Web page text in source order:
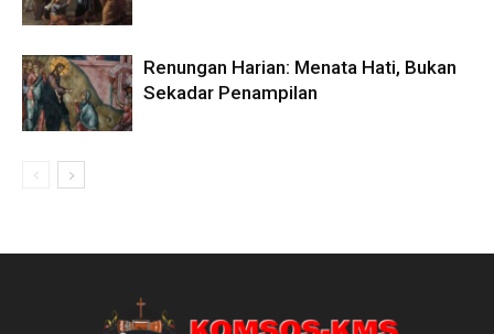
Renungan Harian: Menata Hati, Bukan
Sekadar Penampilan